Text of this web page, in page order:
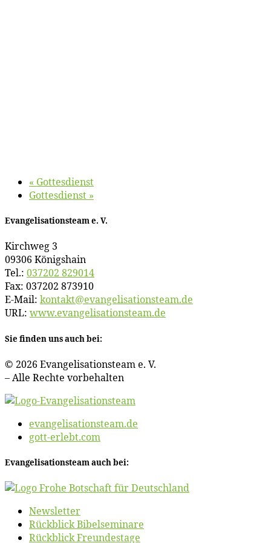
« Got­tes­dienst
Got­tes­dienst »
Evan­ge­li­sa­ti­ons­team e. V.
Kirch­weg 3
09306 Königshain
Tel.: 037202 829014
Fax: 037202 873910
E‑Mail: kontakt@​evangelisationsteam.​de
URL: www​.evan​ge​li​sa​ti​ons​team​.de
Sie fin­den uns auch bei:
© 2026 Evan­ge­li­sa­ti­ons­team e. V.
– Al­le Rech­te vorbehalten
evangelisationsteam.de
gott-erlebt.com
Evan­ge­li­sa­ti­ons­team auch bei:
News­let­ter
Rück­blick Bibelseminare
Rück­blick Freundestage